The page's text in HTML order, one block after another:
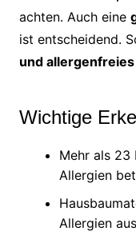
achten. Auch eine
ist entscheidend.
und
Wichtige
Mehr als 23
Allergien
Allergien